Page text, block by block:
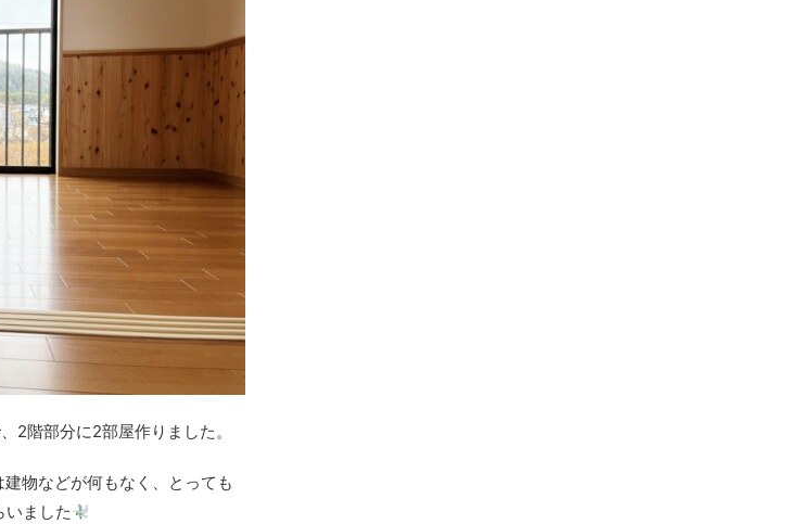
2階部分に2部屋作りました。
物などが何もなく、とっても
ました